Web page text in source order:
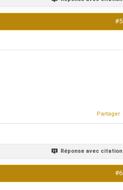
#5
Partager
Réponse avec citation
#6